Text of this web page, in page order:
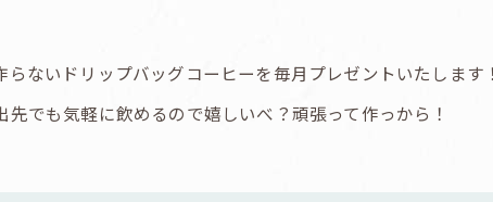
ないドリップバッグコーヒーを毎月プレゼントいたします！
先でも気軽に飲めるので嬉しいべ？頑張って作っから！